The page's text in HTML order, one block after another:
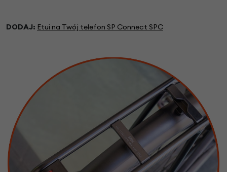
DODAJ: Etui na Twój telefon SP Connect SPC